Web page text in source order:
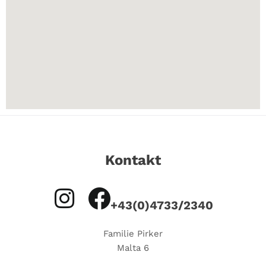
Kontakt
+43(0)4733/2340
Familie Pirker
Malta 6